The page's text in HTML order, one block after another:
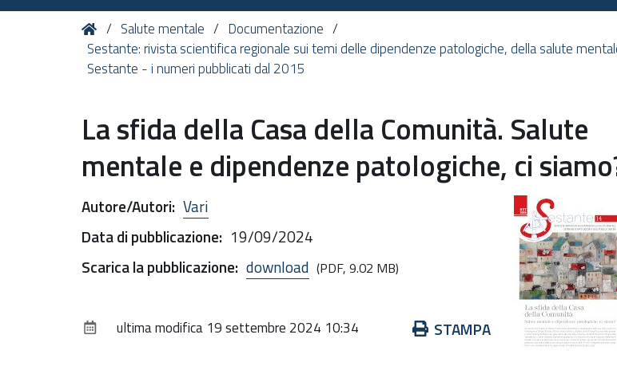
Tu
sei
qui:
HomeSalute mentale
Documentazione
Sestante: rivista scientifica regionale sui temi delle dipendenze patologiche, della salute
Sestante - i numeri pubblicati dal 2015
La sfida della Casa della Comunità. Salute
mentale e dipendenze patologiche, ci
Autore/Autori: Vari
Data di pubblicazione: 19/09/2024
Scarica la pubblicazione: download (PDF, 9.02 MB)
AzioniSTAMPA
ultima modifica 19 settembre 2024 10:34